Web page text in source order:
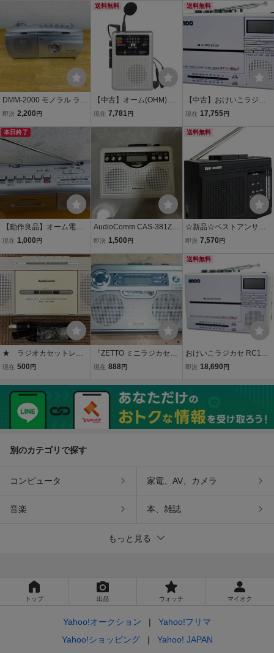
ラック AM/FMチューナー
乾電池対応 ACアダプタ
DMM-2000 モノラル ラジ
オ カセット レコーダー ※
即決 2,200 円
送料無料
【中古】オーム(OHM) 電
機AudioComm ラジカセ
生 カセットテープ録音 ラ
ジオ録音 マイク録音 外付
けマイク ポ
現在 7,781円
送料無料
【中古】おけいこラジカ
セ RC11-889Z 5350ap
現在 17,755円
本日終了
【動作良品】オーム電機
AudioComm モノラルラ
RCS-531Z
現在 1,000 円
AudioComm CAS-381Z M
P3 micro SD対応 ラジオ
即決 1,500 円
送料無料
☆新品☆ベストアンサー c
ompax 多機能 コンパクト
カセットテープ microSD
マイク 録
即決 7,570 円
★ ラジオカセットレコ
ーダー ★ オーム電
DEL RCS-S708M ★
単2形電池使用可能 ★
現在 500 円
『ZETTO ミニラジカセ
ダブルスピーカー AM/F
内蔵 録音 ベルトフッ
ク付き』
現在 888円
送料無料
おけいこラジカセ RC11-8
89Z 5350ap
即決 18,690 円
別のカテゴリで探す
コンピュータ 家電、AV、カメラ
音楽 本、雑誌
もっと見る
トップ 出品 ウォッチ マイオク
Yahoo!オークション
Yahoo!フリマ
Yahoo!ショッピング
Yahoo! JAPAN